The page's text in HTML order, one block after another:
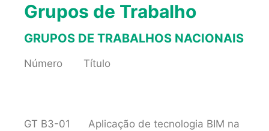
Grupos de Trabalho
GRUPOS DE TRABALHOS NACIONAIS
Número Título
GT B3-01 Aplicação de tecnologia BIM na